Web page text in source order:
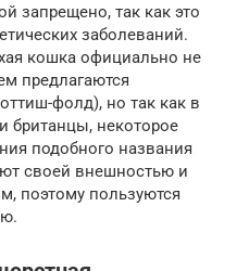
запрещено, так как это
заболеваний.
кошка официально не
предлагаются
фолд), но так как в
британцы, некоторое
подобного названия
своей внешностью и
поэтому пользуются